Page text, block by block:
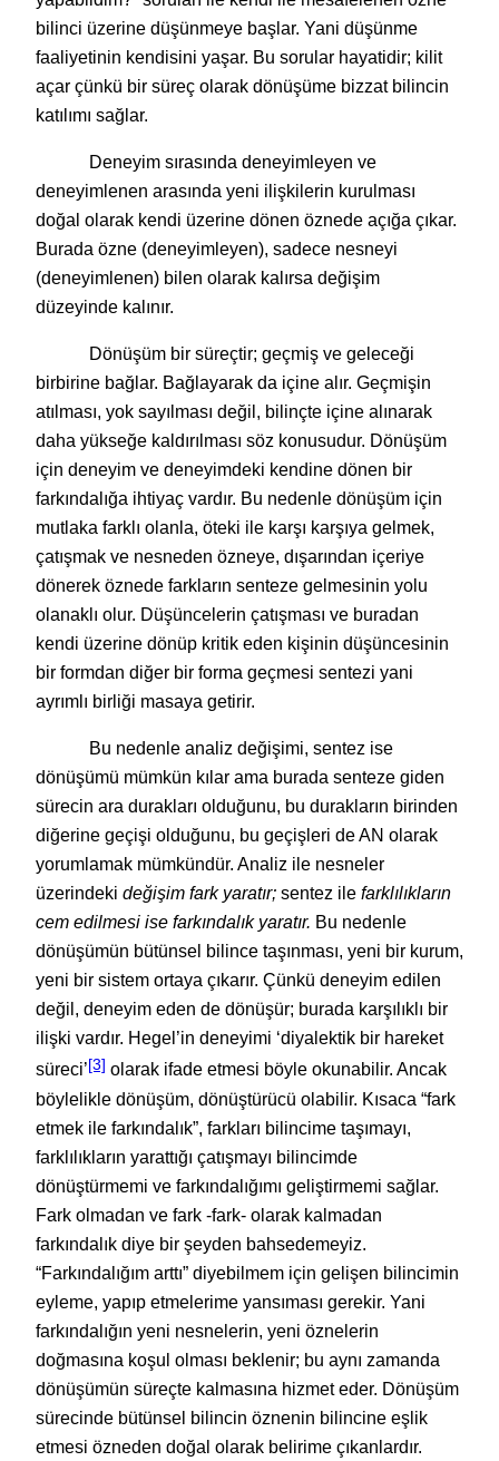
bilinci üzerine düşünmeye başlar. Yani düşünme
faaliyetinin kendisini yaşar. Bu sorular hayatidir; kilit
açar çünkü bir süreç olarak dönüşüme bizzat bilincin
katılımı sağlar.
Deneyim sırasında deneyimleyen ve
deneyimlenen arasında yeni ilişkilerin kurulması
doğal olarak kendi üzerine dönen öznede açığa çıkar.
Burada özne (deneyimleyen), sadece nesneyi
(deneyimlenen) bilen olarak kalırsa değişim
düzeyinde kalınır.
Dönüşüm bir süreçtir; geçmiş ve geleceği
birbirine bağlar. Bağlayarak da içine alır. Geçmişin
atılması, yok sayılması değil, bilinçte içine alınarak
daha yükseğe kaldırılması söz konusudur. Dönüşüm
için deneyim ve deneyimdeki kendine dönen bir
farkındalığa ihtiyaç vardır. Bu nedenle dönüşüm için
mutlaka farklı olanla, öteki ile karşı karşıya gelmek,
çatışmak ve nesneden özneye, dışarından içeriye
dönerek öznede farkların senteze gelmesinin yolu
olanaklı olur. Düşüncelerin çatışması ve buradan
kendi üzerine dönüp kritik eden kişinin düşüncesinin
bir formdan diğer bir forma geçmesi sentezi yani
ayrımlı birliği masaya getirir.
Bu nedenle analiz değişimi, sentez ise
dönüşümü mümkün kılar ama burada senteze giden
sürecin ara durakları olduğunu, bu durakların birinden
diğerine geçişi olduğunu, bu geçişleri de AN olarak
yorumlamak mümkündür. Analiz ile nesneler
üzerindeki değişim fark yaratır; sentez ile farklılıkların
cem edilmesi ise farkındalık yaratır. Bu nedenle
dönüşümün bütünsel bilince taşınması, yeni bir kurum,
yeni bir sistem ortaya çıkarır. Çünkü deneyim edilen
değil, deneyim eden de dönüşür; burada karşılıklı bir
ilişki vardır. Hegel’in deneyimi ‘diyalektik bir hareket
süreci’[3] olarak ifade etmesi böyle okunabilir. Ancak
böylelikle dönüşüm, dönüştürücü olabilir. Kısaca “fark
etmek ile farkındalık”, farkları bilincime taşımayı,
farklılıkların yarattığı çatışmayı bilincimde
dönüştürmemi ve farkındalığımı geliştirmemi sağlar.
Fark olmadan ve fark -fark- olarak kalmadan
farkındalık diye bir şeyden bahsedemeyiz.
“Farkındalığım arttı” diyebilmem için gelişen bilincimin
eyleme, yapıp etmelerime yansıması gerekir. Yani
farkındalığın yeni nesnelerin, yeni öznelerin
doğmasına koşul olması beklenir; bu aynı zamanda
dönüşümün süreçte kalmasına hizmet eder. Dönüşüm
sürecinde bütünsel bilincin öznenin bilincine eşlik
etmesi özneden doğal olarak belirime çıkanlardır.